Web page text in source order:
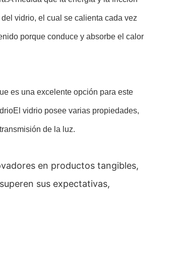
vidrio, el cual se calienta cada vez
porque conduce y absorbe el calor
es una excelente opción para este
vidrio posee varias propiedades,
de la luz.
en productos tangibles,
sus expectativas,